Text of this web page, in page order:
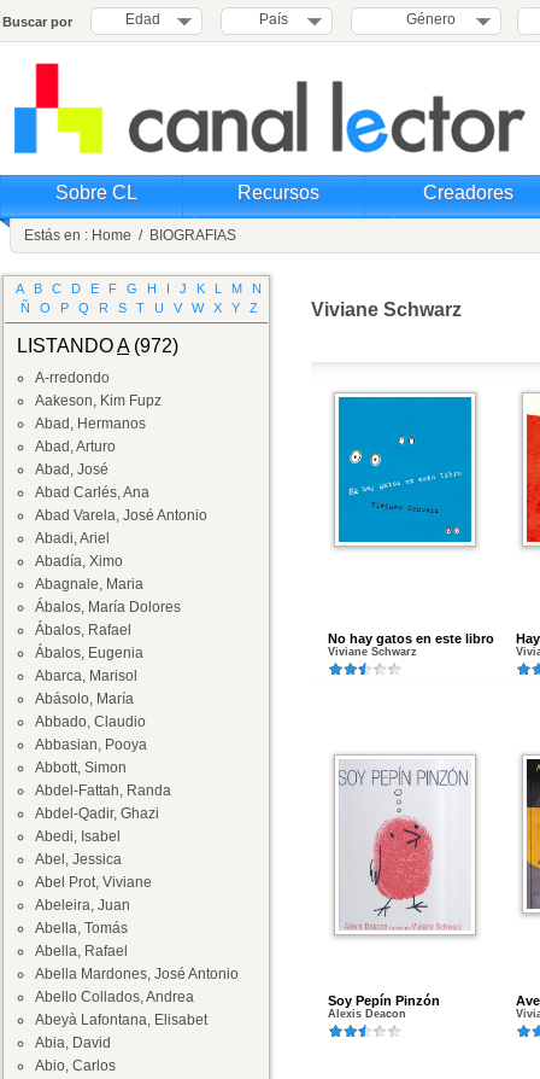
Buscar por Edad País Género
Sobre CL Recursos Creadores
Estás en : Home / BIOGRAFIAS
A B C D E F G H I J K L M
N
Ñ
O P Q R S T U V W X Y Z
LISTANDOA(972)
A-rredondo
Aakeson, Kim Fupz
Abad, Hermanos
Abad, Arturo
Abad, José
Abad Carlés, Ana
Abad Varela, José Antonio
Abadi, Ariel
Abadía, Ximo
Abagnale, Maria
Ábalos, María Dolores
Ábalos, Rafael
Ábalos, Eugenia
Abarca, Marisol
Abásolo, María
Abbado, Claudio
Abbasian, Pooya
Abbott, Simon
Abdel-Fattah, Randa
Abdel-Qadir, Ghazi
Abedi, Isabel
Abel, Jessica
Abel Prot, Viviane
Abeleira, Juan
Abella, Tomás
Abella, Rafael
Abella Mardones, José Antonio
Abello Collados, Andrea
Abeyà Lafontana, Elisabet
Abia, David
Abio, Carlos
Viviane Schwarz
No hay gatos en este libro
Viviane Schwarz
Soy Pepín Pinzón
Alexis Deacon